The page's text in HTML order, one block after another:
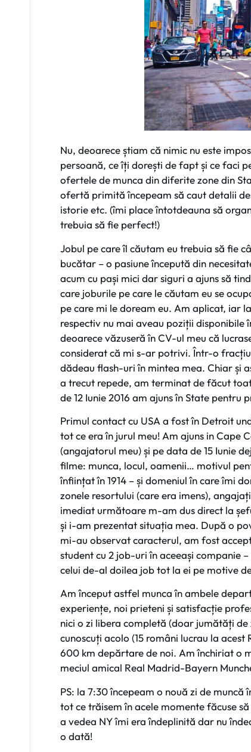
Nu, deoarece știam că nimic nu este
persoană, ce îți dorești de fapt și ce faci
ofertele de munca din diferite zone din
ofertă primită începeam să caut detalii
istorie etc. (îmi place întotdeauna să
trebuia să fie perfect!)
Jobul pe care îl căutam eu trebuia să fie
bucătar – o pasiune începută din
acum cu pași mici dar siguri a ajuns să
care joburile pe care le căutam eu se
pe care mi le doream eu. Am aplicat, iar
respectiv nu mai aveau poziții
deoarece văzuseră în CV-ul meu că
considerat că mi s-ar potrivi. Într-o
dădeau flash-uri în mintea mea. Chiar și
a trecut repede, am terminat de făcut
de 12 Iunie 2016 am ajuns în State pentru
Primul contact cu USA a fost în Detroit
tot ce era în jurul meu! Am ajuns in Cape
(angajatorul meu) și pe data de 15 Iunie
filme: munca, locul, oamenii… motivul
înființat în 1914 – și domeniul în care îmi
zonele resortului (care era imens),
imediat următoare m-am dus direct la
și i-am prezentat situația mea. După o
mi-au observat caracterul, am fost
student cu 2 job-uri în aceeași companie
celui de-al doilea job tot la ei pe motive
Am început astfel munca în ambele
experiențe, noi prieteni și satisfacție
nici o zi libera completă (doar jumătăți
cunoscuți acolo (15 români lucrau la
600 km depărtare de noi. Am închiriat o
meciul amical Real Madrid-Bayern
PS: la 7:30 începeam o nouă zi de
tot ce trăisem în acele momente făcuse
a vedea NY îmi era îndeplinită dar nu
o dată!